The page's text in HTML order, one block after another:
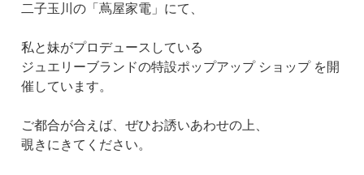
二子玉川の「蔦屋家電」にて、
私と妹がプロデュースしている
ジュエリーブランドの特設ポップアップ ショップ を開
催しています。
ご都合が合えば、ぜひお誘いあわせの上、
覗きにきてください。